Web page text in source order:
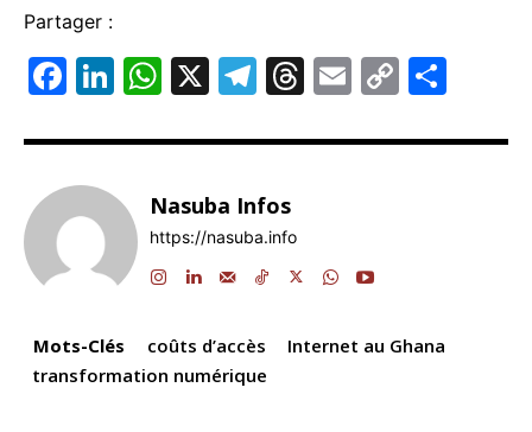
Partager :
F
c
e
b
o
k
Li
k
e
dI
n
W
at
s
A
p
X
T
e
gr
a
m
T
e
s
E
ai
C
p ta
Nasuba Infos
https://nasuba.info
Mots-Clés coûts d’accès
Internet au Ghana
transformation numérique